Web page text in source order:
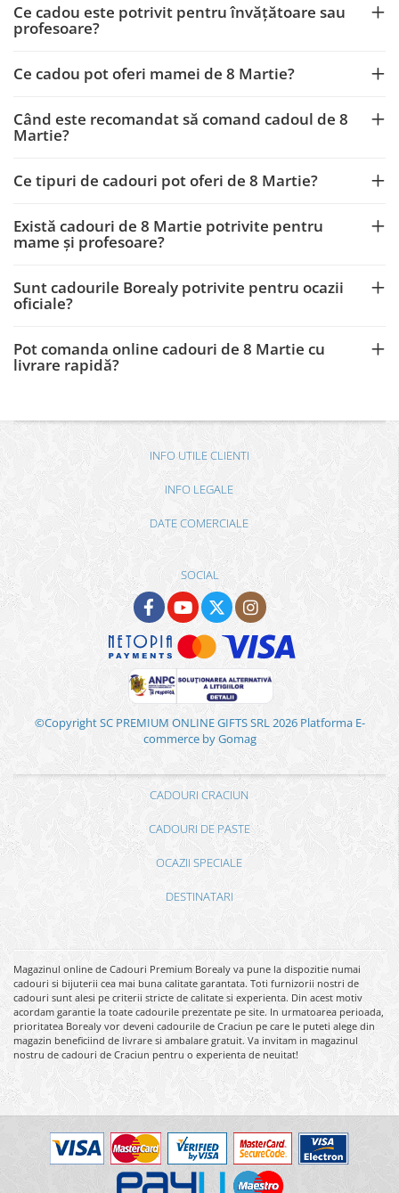
Ce cadou este potrivit pentru învățătoare sau
profesoare?
Ce cadou pot oferi mamei de 8 Martie?
Când este recomandat să comand cadoul de 8
Martie?
Ce tipuri de cadouri pot oferi de 8 Martie?
Există cadouri de 8 Martie potrivite pentru
mame și profesoare?
Sunt cadourile Borealy potrivite pentru ocazii
oficiale?
Pot comanda online cadouri de 8 Martie cu
livrare rapidă?
INFO UTILE CLIENTI
INFO LEGALE
DATE COMERCIALE
SOCIAL
©Copyright SC PREMIUM ONLINE GIFTS SRL 2026 Platforma E-
commerce by Gomag
CADOURI CRACIUN
CADOURI DE PASTE
OCAZII SPECIALE
DESTINATARI
Magazinul online de Cadouri Premium Borealy va pune la dispozitie numai
cadouri si bijuterii cea mai buna calitate garantata. Toti furnizorii nostri de
cadouri sunt alesi pe criterii stricte de calitate si experienta. Din acest motiv
acordam garantie la toate cadourile prezentate pe site. In urmatoarea perioada,
prioritatea Borealy vor deveni cadourile de Craciun pe care le puteti alege din
magazin beneficiind de livrare si ambalare gratuit. Va invitam in magazinul
nostru de cadouri de Craciun pentru o experienta de neuitat!